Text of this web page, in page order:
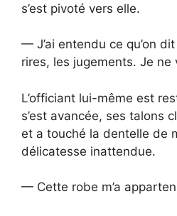
s’est pivoté vers elle.
— J’ai entendu ce qu’on
rires, les jugements. Je ne
L’officiant lui-même est
s’est avancée, ses talons
et a touché la dentelle de
délicatesse inattendue.
— Cette robe m’a